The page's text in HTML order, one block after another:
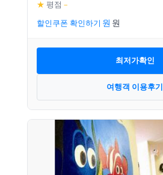
★ 평점 –
할인쿠폰 확인하기
최저가확인
여행객 이용후기